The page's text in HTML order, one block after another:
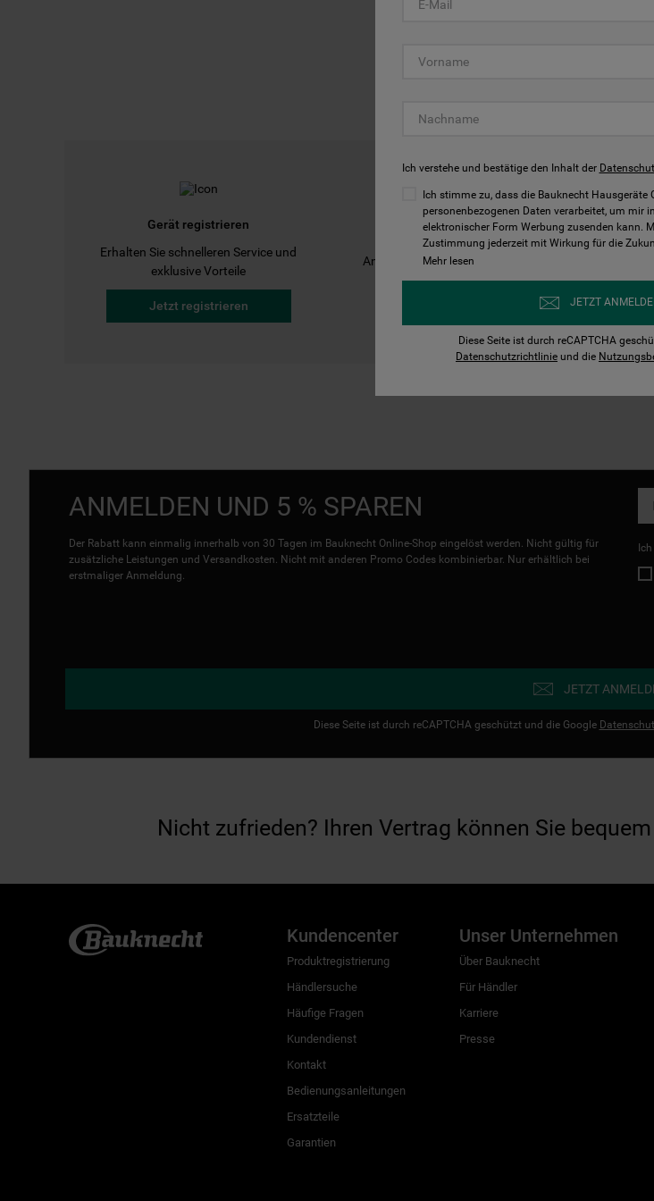
Gerät registrieren
Erhalten Sie schnelleren Service und
exklusive Vorteile
Jetzt registrieren
Bedienungsanleitungen
Anleitungen finden und herunterladen
ANMELDEN UND 5 % SPAREN
Der Rabatt kann einmalig innerhalb von 30 Tagen im Bauknecht Online-Shop eingelöst werden. Nicht gültig für
zusätzliche Leistungen und Versandkosten. Nicht mit anderen Promo Codes kombinierbar. Nur erhältlich bei
erstmaliger Anmeldung.
JETZT
Diese Seite ist durch reCAPTCHA geschützt und die Google
Nicht zufrieden? Ihren Vertrag können Sie
Kundencenter
Produktregistrierung
Händlersuche
Häufige Fragen
Kundendienst
Kontakt
Bedienungsanleitungen
Ersatzteile
Garantien
Unser Unternehmen
Über Bauknecht
Für Händler
Karriere
Presse
Ich verstehe und bestätige den Inhalt der
Ich stimme zu, dass die Bauknecht Hausgeräte
personenbezogenen Daten verarbeitet, um mir
elektronischer Form Werbung zusenden kann.
Zustimmung jederzeit mit Wirkung für die
Mehr lesen
JETZT
Diese Seite ist durch reCAPTCHA
Datenschutzrichtlinie und die